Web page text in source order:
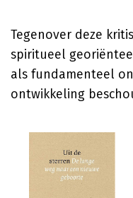
Tegenover deze
spiritueel
als fundamenteel
ontwikkeling